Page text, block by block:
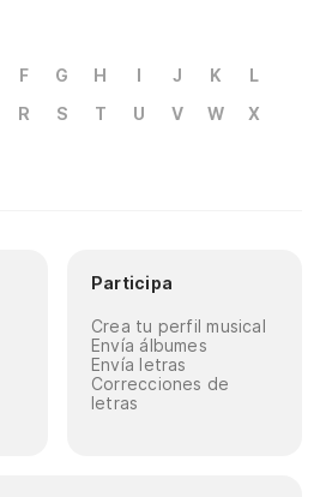
F G H I J K
L
R S T U V W
X
Participa
Crea tu perfil musical
Envía álbumes
Envía letras
Correcciones de
letras